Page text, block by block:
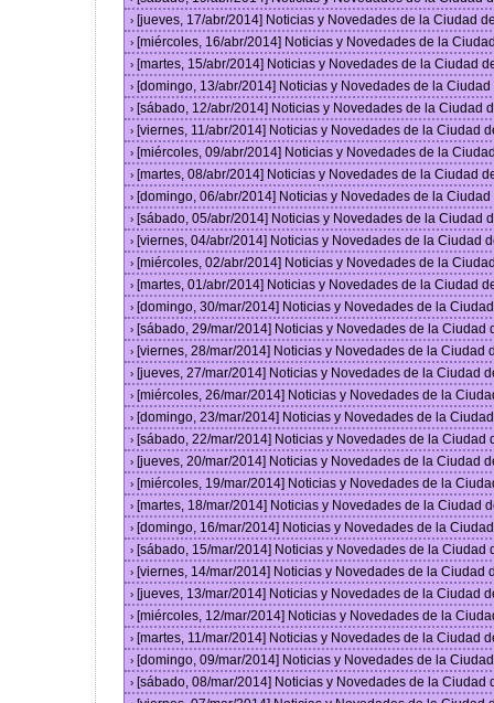
› [jueves, 17/abr/2014] Noticias y Novedades de la Ciudad
› [miércoles, 16/abr/2014] Noticias y Novedades de la
› [martes, 15/abr/2014] Noticias y Novedades de la Ciudad
› [domingo, 13/abr/2014] Noticias y Novedades de la
› [sábado, 12/abr/2014] Noticias y Novedades de la Ciudad
› [viernes, 11/abr/2014] Noticias y Novedades de la Ciudad
› [miércoles, 09/abr/2014] Noticias y Novedades de la
› [martes, 08/abr/2014] Noticias y Novedades de la Ciudad
› [domingo, 06/abr/2014] Noticias y Novedades de la
› [sábado, 05/abr/2014] Noticias y Novedades de la Ciudad
› [viernes, 04/abr/2014] Noticias y Novedades de la Ciudad
› [miércoles, 02/abr/2014] Noticias y Novedades de la
› [martes, 01/abr/2014] Noticias y Novedades de la Ciudad
› [domingo, 30/mar/2014] Noticias y Novedades de la
› [sábado, 29/mar/2014] Noticias y Novedades de la Ciudad
› [viernes, 28/mar/2014] Noticias y Novedades de la Ciudad
› [jueves, 27/mar/2014] Noticias y Novedades de la Ciudad
› [miércoles, 26/mar/2014] Noticias y Novedades de la
› [domingo, 23/mar/2014] Noticias y Novedades de la
› [sábado, 22/mar/2014] Noticias y Novedades de la Ciudad
› [jueves, 20/mar/2014] Noticias y Novedades de la Ciudad
› [miércoles, 19/mar/2014] Noticias y Novedades de la
› [martes, 18/mar/2014] Noticias y Novedades de la Ciudad
› [domingo, 16/mar/2014] Noticias y Novedades de la
› [sábado, 15/mar/2014] Noticias y Novedades de la Ciudad
› [viernes, 14/mar/2014] Noticias y Novedades de la Ciudad
› [jueves, 13/mar/2014] Noticias y Novedades de la Ciudad
› [miércoles, 12/mar/2014] Noticias y Novedades de la
› [martes, 11/mar/2014] Noticias y Novedades de la Ciudad
› [domingo, 09/mar/2014] Noticias y Novedades de la
› [sábado, 08/mar/2014] Noticias y Novedades de la Ciudad